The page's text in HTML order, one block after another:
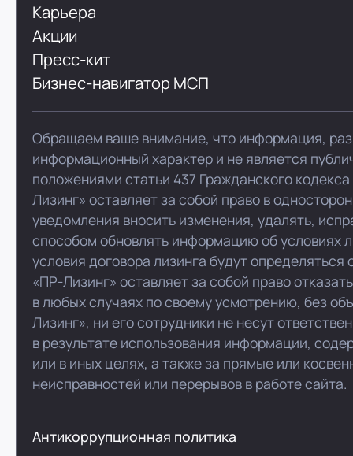
Карьера
Акции
Пресс-кит
Бизнес-навигатор МСП
Обращаем ваше внимание, что информация,
информационный характер и не является
положениями статьи 437 Гражданского
Лизинг» оставляет за собой право в
уведомления вносить изменения, удалять,
способом обновлять информацию об условиях
условия договора лизинга будут
«ПР-Лизинг» оставляет за собой право
в любых случаях по своему усмотрению, без
Лизинг», ни его сотрудники не несут
в результате использования информации,
или в иных целях, а также за прямые или
неисправностей или перерывов в работе сайта.
Антикоррупционная политика